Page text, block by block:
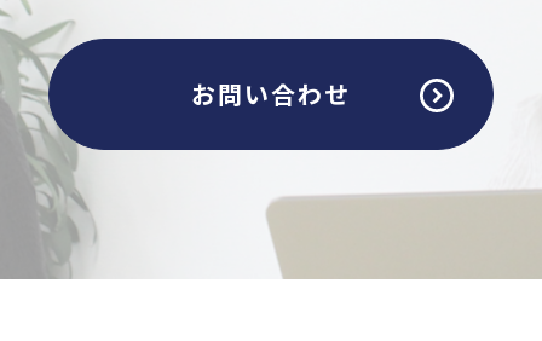
お問い合わせ